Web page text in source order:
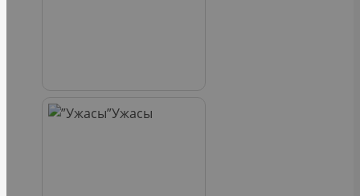
Ужасы